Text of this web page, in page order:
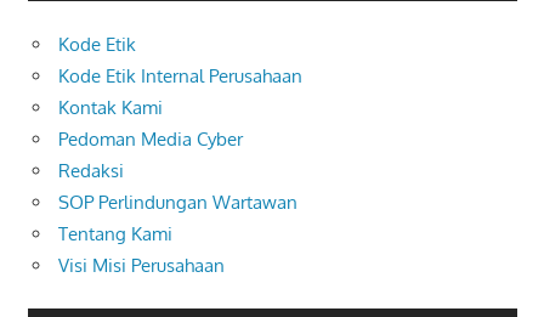
Kode Etik
Kode Etik Internal Perusahaan
Kontak Kami
Pedoman Media Cyber
Redaksi
SOP Perlindungan Wartawan
Tentang Kami
Visi Misi Perusahaan